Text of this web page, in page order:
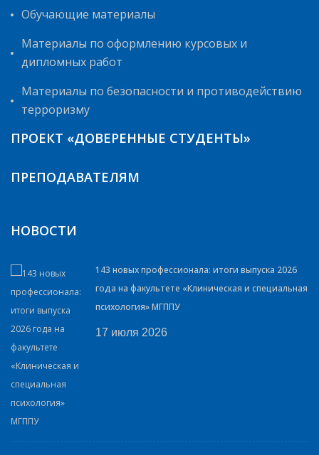
Обучающие материалы
Материалы по оформлению курсовых и
дипломных работ
Материалы по безопасности и противодействию
терроризму
ПРОЕКТ «ДОВЕРЕННЫЕ СТУДЕНТЫ»
ПРЕПОДАВАТЕЛЯМ
НОВОСТИ
143 новых профессионала: итоги выпуска 2026
года на факультете «Клиническая и специальная
психология» МГППУ
17 июля 2026